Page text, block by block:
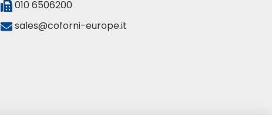
010 6506200
sales@coforni-europe.it